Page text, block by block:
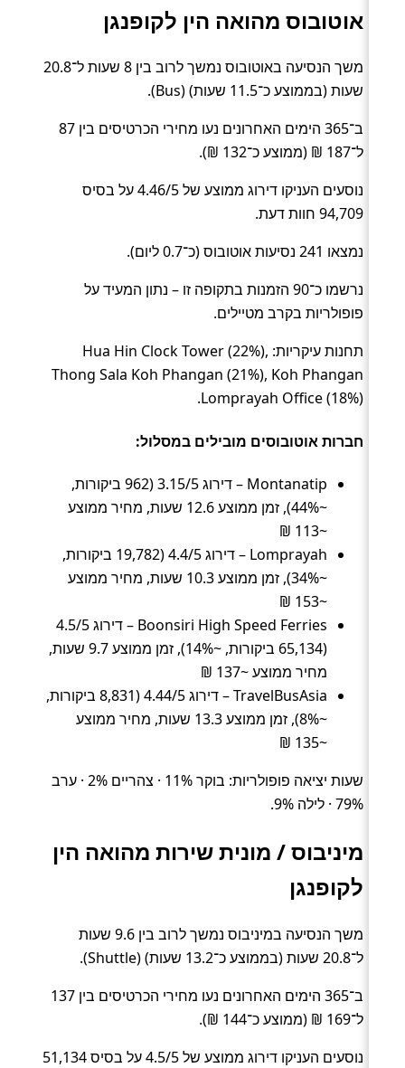
אוטובוס מהואה הין לקופנגן
משך הנסיעה באוטובוס נמשך לרוב בין 8 שעות ל־20.8
שעות (בממוצע כ־11.5 שעות) (Bus).
ב־365 הימים האחרונים נעו מחירי הכרטיסים בין 87
ל־187 ₪ (ממוצע כ־132 ₪).
נוסעים העניקו דירוג ממוצע של 4.46/5 על בסיס
94,709 חוות דעת.
נמצאו 241 נסיעות אוטובוס (כ־0.7 ליום).
נרשמו כ־90 הזמנות בתקופה זו – נתון המעיד על
פופולריות בקרב מטיילים.
תחנות עיקריות: Hua Hin Clock Tower (22%),
Thong Sala Koh Phangan (21%), Koh Phangan
Lomprayah Office (18%).
חברות אוטובוסים מובילים במסלול:
Montanatip – דירוג 3.15/5 (962 ביקורות,
~44%), זמן ממוצע 12.6 שעות, מחיר ממוצע
~113 ₪
Lomprayah – דירוג 4.4/5 (19,782 ביקורות,
~34%), זמן ממוצע 10.3 שעות, מחיר ממוצע
~153 ₪
Boonsiri High Speed Ferries – דירוג 4.5/5
(65,134 ביקורות, ~14%), זמן ממוצע 9.7 שעות,
מחיר ממוצע ~137 ₪
TravelBusAsia – דירוג 4.44/5 (8,831 ביקורות,
~8%), זמן ממוצע 13.3 שעות, מחיר ממוצע
~135 ₪
שעות יציאה פופולריות: בוקר 11% · צהריים 2% · ערב
79% · לילה 9%.
מיניבוס / מונית שירות מהואה הין
לקופנגן
משך הנסיעה במיניבוס נמשך לרוב בין 9.6 שעות
ל־20.8 שעות (בממוצע כ־13.2 שעות) (Shuttle).
ב־365 הימים האחרונים נעו מחירי הכרטיסים בין 137
ל־169 ₪ (ממוצע כ־144 ₪).
נוסעים העניקו דירוג ממוצע של 4.5/5 על בסיס 51,134